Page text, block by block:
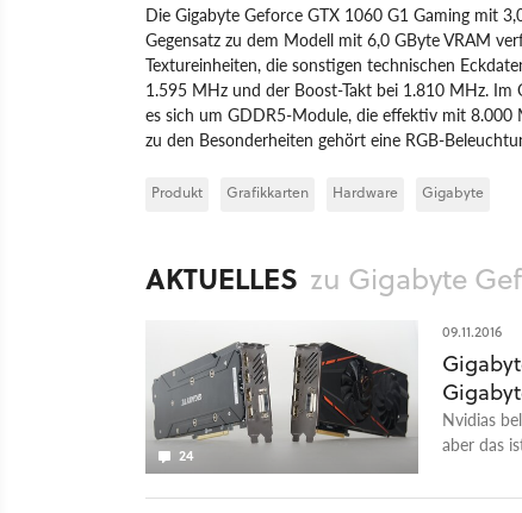
Die Gigabyte Geforce GTX 1060 G1 Gaming mit
Gegensatz zu dem Modell mit 6,0 GByte VRAM
Textureinheiten, die sonstigen technischen
1.595 MHz und der Boost-Takt bei 1.810 MHz.
es sich um GDDR5-Module, die effektiv mit
zu den Besonderheiten gehört eine RGB-
Produkt Grafikkarten Hardware Gigabyte
AKTUELLES zu Gigabyte
24
09.11.2016
Nvidias
aber das
GByte-